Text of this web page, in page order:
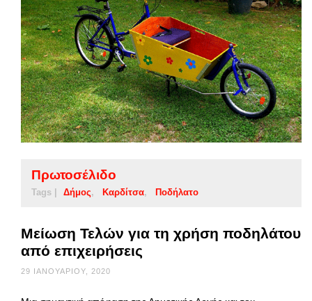
Πρωτοσέλιδο
Tags | Δήμος Καρδίτσα Ποδήλατο
Μείωση Τελών για τη χρήση ποδηλάτου
από επιχειρήσεις
29 ΙΑΝΟΥΑΡΊΟΥ, 2020